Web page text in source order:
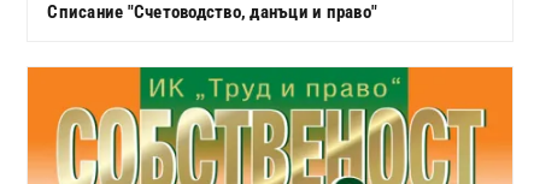
Списание "Счетоводство, данъци и право"